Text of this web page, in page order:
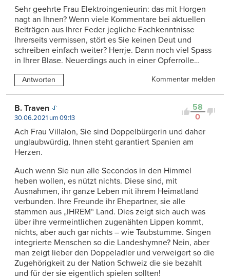
Sehr geehrte Frau Elektroingenieurin: das mit Horgen
nagt an Ihnen? Wenn viele Kommentare bei aktuellen
Beiträgen aus Ihrer Feder jegliche Fachkenntnisse
Ihrerseits vermissen, stört es Sie keinen Deut und
schreiben einfach weiter? Herrje. Dann noch viel Spass
in Ihrer Blase. Neuerdings auch in einer Opferrolle…
Antworten Kommentar melden
58
0
B. Traven
30.06.2021 um 09:13
Ach Frau Villalon, Sie sind Doppelbürgerin und daher
unglaubwürdig, Ihnen steht garantiert Spanien am
Herzen.
Auch wenn Sie nun alle Secondos in den Himmel
heben wollen, es nützt nichts. Diese sind, mit
Ausnahmen, ihr ganze Leben mit ihrem Heimatland
verbunden. Ihre Freunde ihr Ehepartner, sie alle
stammen aus „IHREM“ Land. Dies zeigt sich auch was
über ihre vermeintlichen zugenähten Lippen kommt,
nichts, aber auch gar nichts – wie Taubstumme. Singen
integrierte Menschen so die Landeshymne? Nein, aber
man zeigt lieber den Doppeladler und verweigert so die
Zugehörigkeit zu der Nation Schweiz die sie bezahlt
und für der sie eigentlich spielen sollten!